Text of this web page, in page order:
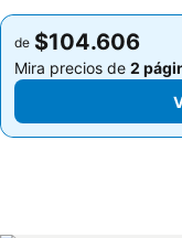
de $104.606
Mira precios de 2
de $104.606
Mira precios de 2